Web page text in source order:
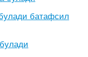
батафсил